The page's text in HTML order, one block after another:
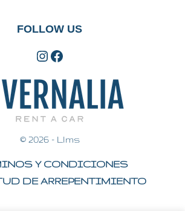
FOLLOW US
Instagram Facebook
© 2026 - Llms
Y CONDICIONES
DE ARREPENTIMIENTO